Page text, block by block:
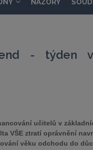
NÁZORY
- týden
učitelů v
VŠE ztratí oprávnění
věku odchodu do